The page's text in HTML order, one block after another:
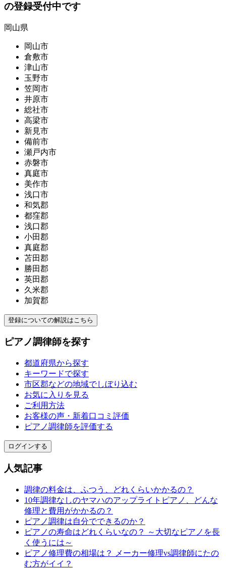
の登録受付中です
岡山県
岡山市
倉敷市
津山市
玉野市
笠岡市
井原市
総社市
高梁市
新見市
備前市
瀬戸内市
赤磐市
真庭市
美作市
浅口市
和気郡
都窪郡
浅口郡
小田郡
真庭郡
苫田郡
勝田郡
英田郡
久米郡
加賀郡
登録についての解説はこちら
ピアノ調律師を探す
都道府県から探す
キーワードで探す
市区郡などの地域でしぼり込む
お気に入りを見る
ご利用方法
お客様の声・新着口コミ評価
ピアノ調律師を評価する
ログインする
人気記事
調律の料金は、ふつう、どれくらいかかるの？
10年調律なしのヤマハのアップライトピアノ、どんな
修理と費用がかかるの？
ピアノ調律は自分でできるのか？
ピアノの寿命はどれくらいなの？ ～大切なピアノを長
く使うには～
ピアノ修理費の相場は？ メーカー修理vs調律師にたの
む方がイイ？